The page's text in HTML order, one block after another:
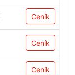
Ceník
Ceník
Ceník